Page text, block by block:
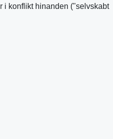
i konflikt hinanden ("selvskabt